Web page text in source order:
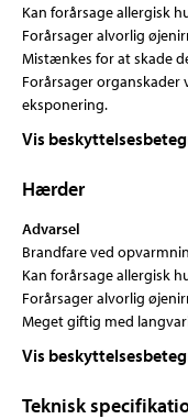
Kan forårsage allergisk
Forårsager alvorlig
Mistænkes for at skade
Forårsager
eksponering.
Vis
Hærder
Advarsel
Brandfare ved
Kan forårsage allergisk
Forårsager alvorlig
Meget giftig med
Vis
Teknisk